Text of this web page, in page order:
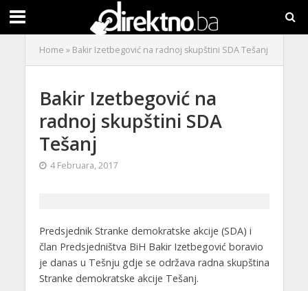
Home » Bakir Izetbegović na radnoj skupštini SDA Tešanj
Bakir Izetbegović na
radnoj skupštini SDA
Tešanj
4 Februara, 2017
Predsjednik Stranke demokratske akcije (SDA) i
član Predsjedništva BiH Bakir Izetbegović boravio
je danas u Tešnju gdje se održava radna skupština
Stranke demokratske akcije Tešanj.